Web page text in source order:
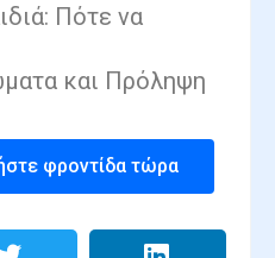
Πότε να
και Πρόληψη
φροντίδα τώρα